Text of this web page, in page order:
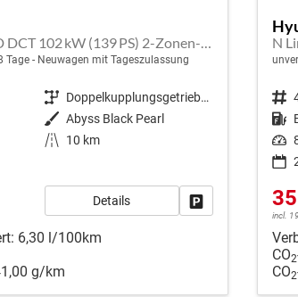
GO+ 1.6 T-GDI 2WD DCT 102 kW (139 PS) 2-Zonen-Klimaautomatik, Sitzheizung, Lenkradheizung, DAB, Android Auto, Apple CarPlay, Navigationssystem, Induktionsladestation, LED-Scheinwerfer, 18 Zoll Leichtmetallfelgen, uvm
Tage Neuwagen mit Tageszulassung
Getriebe
Doppelkupplungsgetriebe (DSG)
Außenfarbe Abyss Black Pearl
Kilometerstand
10 km
Details Fahrzeug parken
6,30 l/100km
g/km
Fahrzeugnr.
Kraftstoff
Leistung
incl.
CO2
CO2